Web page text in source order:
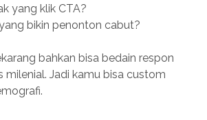
yang klik CTA?
bikin penonton cabut?
bahkan bisa bedain respon
milenial. Jadi kamu bisa custom